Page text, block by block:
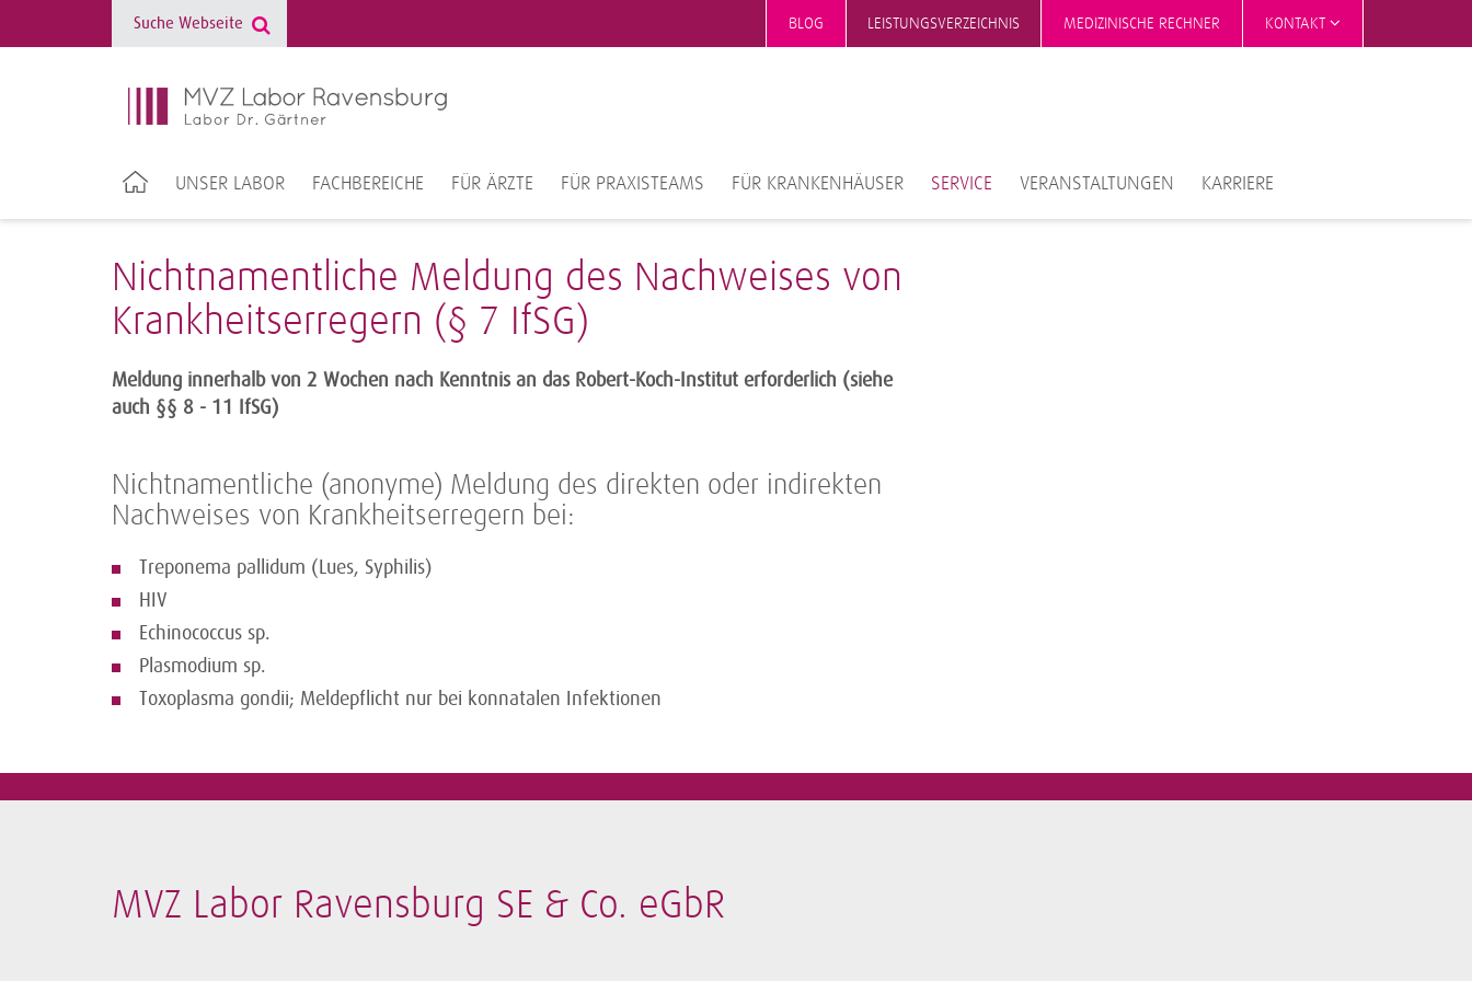
BLOG LEISTUNGSVERZEICHNIS MEDIZINISCHE RECHNER KONTAKT
UNSER LABOR FACHBEREICHE FÜR ÄRZTE FÜR PRAXISTEAMS FÜR KRANKENHÄUSER SERVICE VERANSTALTUNGEN KARRIERE
Nichtnamentliche Meldung des Nachweises von
Krankheitserregern (§ 7 IfSG)
Meldung innerhalb von 2 Wochen nach Kenntnis an das Robert-Koch-Institut erforderlich (siehe
auch §§ 8 - 11 IfSG)
Nichtnamentliche (anonyme) Meldung des direkten oder indirekten
Nachweises von Krankheitserregern bei:
Treponema pallidum (Lues, Syphilis)
HIV
Echinococcus sp.
Plasmodium sp.
Toxoplasma gondii; Meldepflicht nur bei konnatalen Infektionen
MVZ Labor Ravensburg SE & Co. eGbR